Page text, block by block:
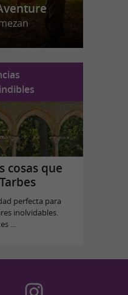
cosas que
perfecta para
inolvidables.
...